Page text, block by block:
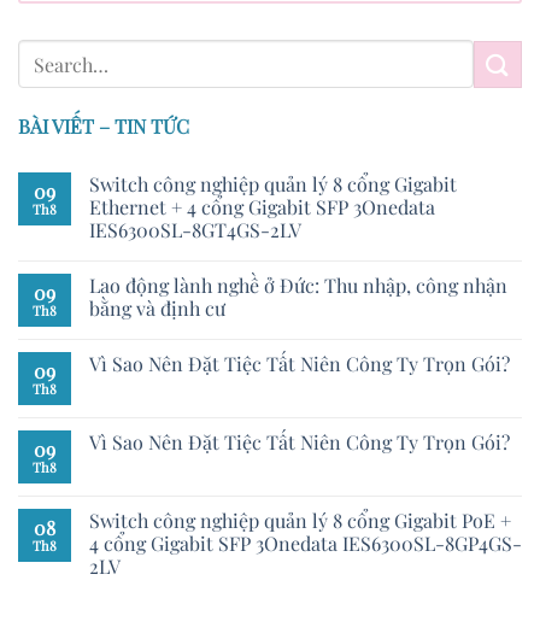
BÀI VIẾT – TIN TỨC
09
Th8
Switch công nghiệp quản lý 8 cổng Gigabit
Ethernet + 4 cổng Gigabit SFP 3Onedata
IES6300SL-8GT4GS-2LV
09
Th8
Lao động lành nghề ở Đức: Thu nhập, công nhận
bằng và định cư
09
Th8
Vì Sao Nên Đặt Tiệc Tất Niên Công Ty Trọn Gói?
09
Th8
Vì Sao Nên Đặt Tiệc Tất Niên Công Ty Trọn Gói?
08
Th8
Switch công nghiệp quản lý 8 cổng Gigabit PoE +
4 cổng Gigabit SFP 3Onedata IES6300SL-8GP4GS-
2LV